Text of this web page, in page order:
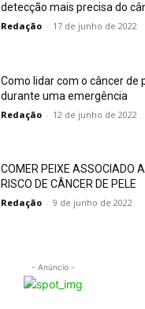
detecção mais precisa do
Redação - 17 de junho de 2022
Como lidar com o câncer de
durante uma emergência
Redação - 12 de junho de 2022
COMER PEIXE ASSOCIADO
RISCO DE CÂNCER DE PELE
Redação - 9 de junho de 2022
- Anúncio -